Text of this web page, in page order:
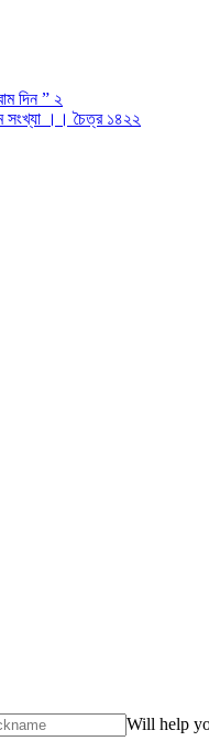
দিন ” ২
সংখ্যা ।। চৈত্র ১৪২২
Will help